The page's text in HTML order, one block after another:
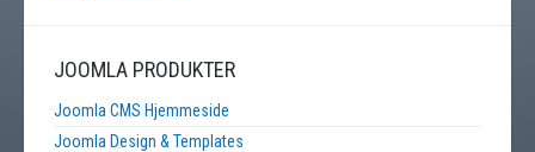
JOOMLA PRODUKTER
Joomla CMS Hjemmeside
Joomla Design & Templates